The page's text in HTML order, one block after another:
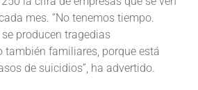
mes. “No tenemos tiempo.
producen tragedias
también familiares, porque está
de suicidios”, ha advertido.